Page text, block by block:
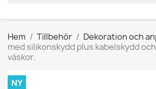
Hem Tillbehör Dekoration och
med silikonskydd plus kabelskydd
väskor.
NY